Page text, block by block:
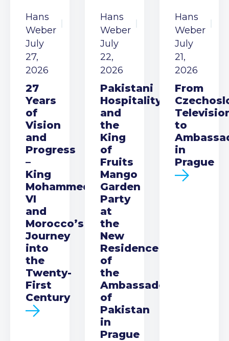
Hans
Weber
July
27,
2026
27
Years
of
Vision
and
Progress
–
King
Mohammed
VI
and
Morocco’s
Journey
into
the
Twenty-
First
Century
Hans
Weber
July
22,
2026
Pakistani
Hospitality
and
the
King
of
Fruits
Mango
Garden
Party
at
the
New
Residence
of
the
Ambassador
of
Pakistan
in
Prague
Hans
Weber
July
21,
2026
From
to
in
Prague